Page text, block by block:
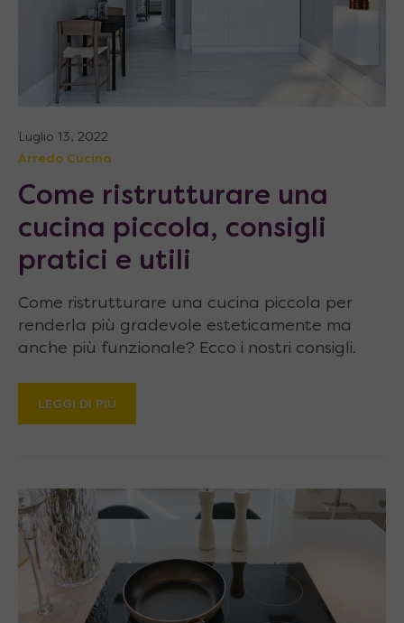
Luglio 13, 2022
Arredo Cucina
Come ristrutturare una
cucina piccola, consigli
pratici e utili
Come ristrutturare una cucina piccola per
renderla più gradevole esteticamente ma
anche più funzionale? Ecco i nostri consigli.
LEGGI DI PIÙ